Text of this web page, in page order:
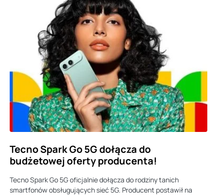
Tecno Spark Go 5G dołącza do
budżetowej oferty producenta!
Tecno Spark Go 5G oficjalnie dołącza do rodziny tanich
smartfonów obsługujących sieć 5G. Producent postawił na